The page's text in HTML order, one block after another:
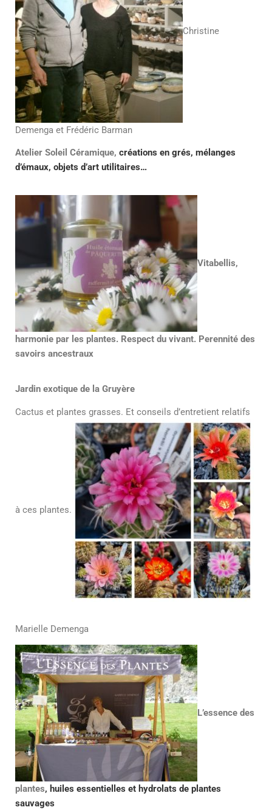
Christine
Demenga et Frédéric Barman
Atelier Soleil Céramique,créations en grés, mélanges
d’émaux, objets d’art utilitaires…
Vitabellis,
harmonie par les plantes. Respect du vivant. Perennité des
savoirs ancestraux
Jardin exotique de la Gruyère
Cactus et plantes grasses. Et conseils d’entretient relatifs
à ces plantes.
Marielle Demenga
L’essence des
plantes, huiles essentielles et hydrolats de plantes
sauvages